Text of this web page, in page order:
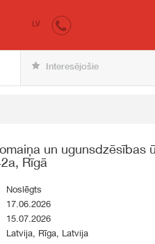
iepirkumi.lv
LV
Interesējošie
un ugunsdzēsības
Rīgā
Noslēgts
17.06.2026
15.07.2026
Latvija, Rīga, Latvija